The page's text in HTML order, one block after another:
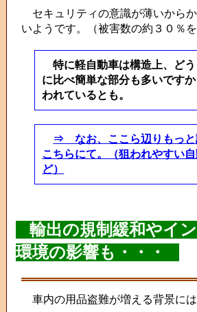
セキュリティの意識が薄いから
いようです。（被害数の約３０％を
特に軽自動車は構造上、ど
に比べ簡単な部分も多いです
われているとも。
⇒ なお、ここら辺りもっと
こちらにて。（狙われやすい
ど）
輸出の規制緩和やイ
環境の影響も・・・
車内の用品盗難が増える背景には